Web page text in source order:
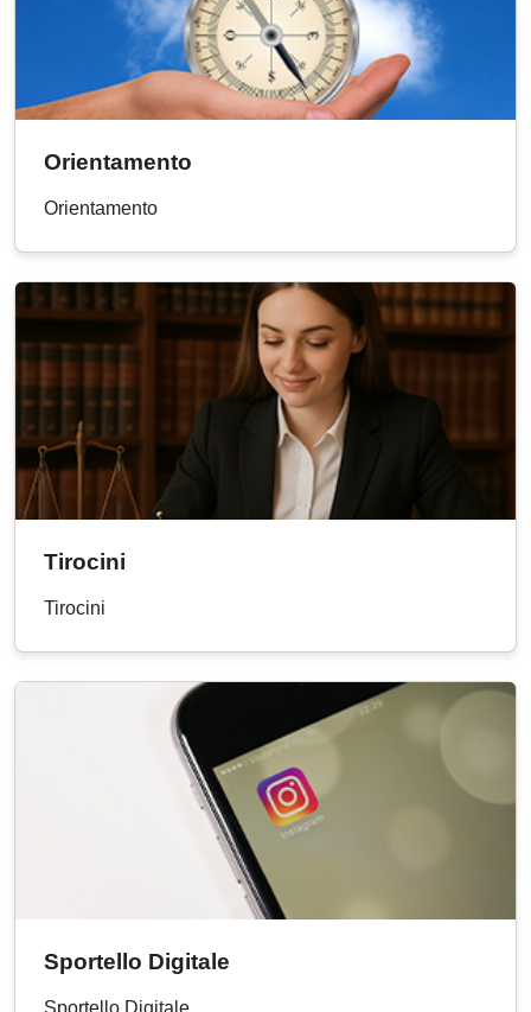
Orientamento
Orientamento
Tirocini
Tirocini
Sportello Digitale
Sportello Digitale